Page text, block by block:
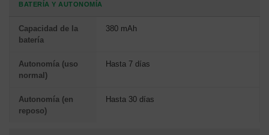
BATERÍA Y AUTONOMÍA
Capacidad de la
batería
380 mAh
Autonomía (uso
normal)
Hasta 7 días
Autonomía (en
reposo)
Hasta 30 días